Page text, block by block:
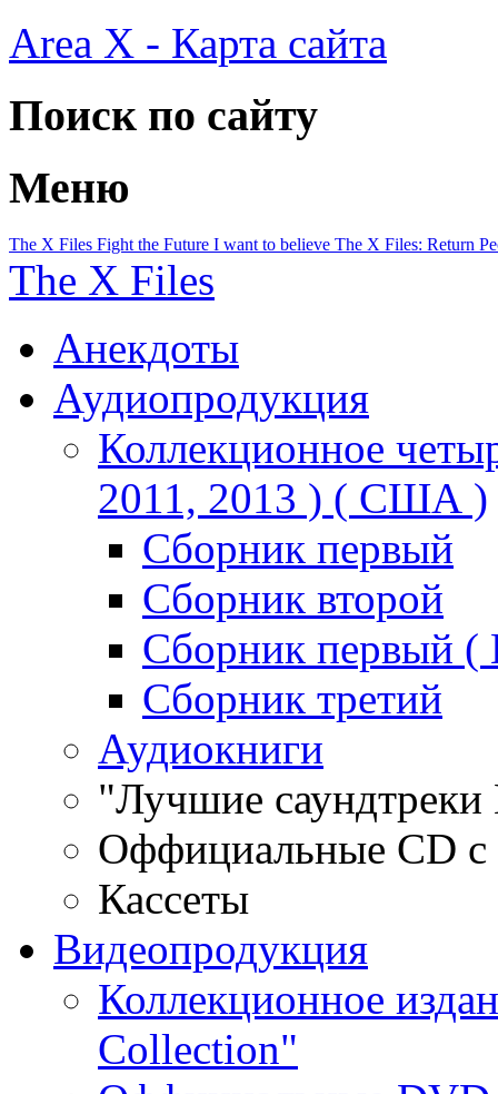
Area X - Карта сайта
Поиск по сайту
Меню
The X Files Fight the Future I want to believe The X Files: Return
The X Files
Анекдоты
Аудиопродукция
Коллекционное
2011, 2013 ) ( США )
Сборник первый
Сборник второй
Сборник первый (
Сборник третий
Аудиокниги
"Лучшие саундтреки
Оффициальные CD с
Кассеты
Видеопродукция
Коллекционное
Collection"